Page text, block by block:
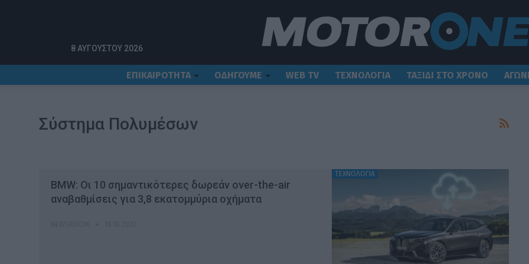
8 ΑΥΓΟΎΣΤΟΥ 2026
ΕΠΙΚΑΙΡΟΤΗΤΑ ΟΔΗΓΟΥΜΕ WEB TV ΤΕΧΝΟΛΟΓΙΑ ΤΑΞΙΔΙ ΣΤΟ ΧΡΟΝΟ
Σύστημα Πολυμέσων
ΤΕΧΝΟΛΟΓΙΑ
BMW: Οι 10 σημαντικότερες δωρεάν over-the-air
αναβαθμίσεις για 3,8 εκατομμύρια οχήματα